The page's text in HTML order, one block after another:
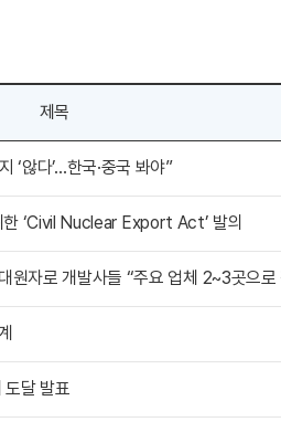
제목
‘않다’…한국·중국 봐야”
‘Civil Nuclear Export Act’ 발의
달 발표